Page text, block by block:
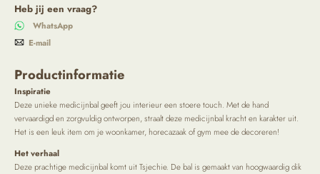
Heb jij een vraag?
WhatsApp
E-mail
Productinformatie
Inspiratie
Deze unieke medicijnbal geeft jou interieur een stoere touch. Met de hand
vervaardigd en zorgvuldig ontworpen, straalt deze medicijnbal kracht en karakter uit.
Het is een leuk item om je woonkamer, horecazaak of gym mee de decoreren!
Het verhaal
Deze prachtige medicijnbal komt uit Tsjechie. De bal is gemaakt van hoogwaardig dik